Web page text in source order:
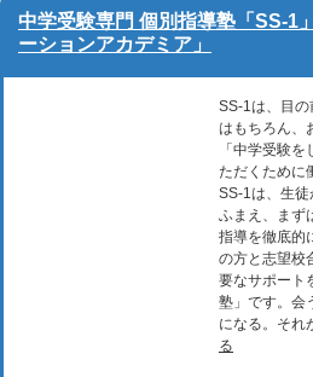
中学受験専門 個別指導塾「SS-1
ーションアカデミア」
SS-1は、目
はもちろん、
「中学受験
ただくために
SS-1は、生
ふまえ、まず
指導を徹底的
の方と志望校
要なサポート
塾」です。会
になる。それ
る